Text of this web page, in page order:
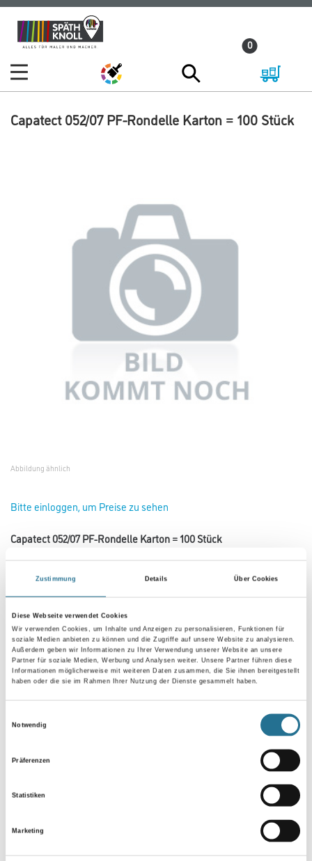
Zustimmung Details Über Cookies
Diese Webseite verwendet Cookies
Wir verwenden Cookies, um Inhalte und Anzeigen zu personalisieren, Funktionen für
soziale Medien anbieten zu können und die Zugriffe auf unsere Website zu analysieren.
Außerdem geben wir Informationen zu Ihrer Verwendung unserer Website an unsere
Partner für soziale Medien, Werbung und Analysen weiter. Unsere Partner führen diese
Informationen möglicherweise mit weiteren Daten zusammen, die Sie ihnen bereitgestellt
haben oder die sie im Rahmen Ihrer Nutzung der Dienste gesammelt haben.
Notwendig
Präferenzen
Statistiken
Marketing
Zum
Inhalt
Zum
Navigationsmenü
0
Capatect 052/07 PF-Rondelle Karton = 100 Stück
Abbildung ähnlich
Bitte einloggen, um Preise zu sehen
Capatect 052/07 PF-Rondelle Karton = 100 Stück
Art-Nr.:1001-013873
4002382016644
GEFAHRENHINWEISE